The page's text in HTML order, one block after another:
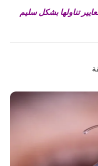
تناولها بشكل سليم